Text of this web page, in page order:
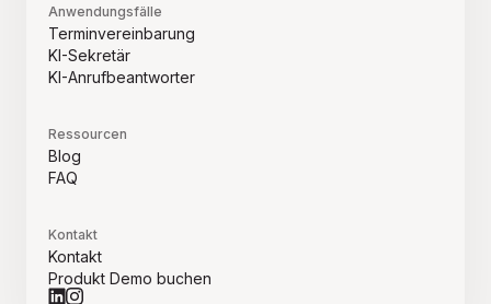
Anwendungsfälle
Terminvereinbarung
KI-Sekretär
KI-Anrufbeantworter
Ressourcen
Blog
FAQ
Kontakt
Kontakt
Produkt Demo buchen